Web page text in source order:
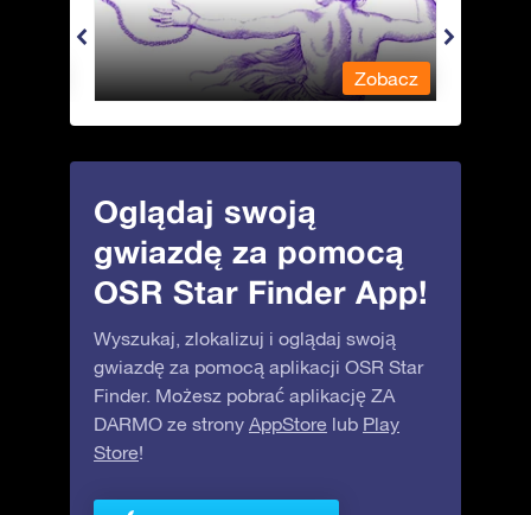
Zobacz
Oglądaj swoją
gwiazdę za pomocą
OSR Star Finder App!
Wyszukaj, zlokalizuj i oglądaj swoją
gwiazdę za pomocą aplikacji OSR Star
Finder. Możesz pobrać aplikację ZA
DARMO ze strony AppStore lub Play
Store!